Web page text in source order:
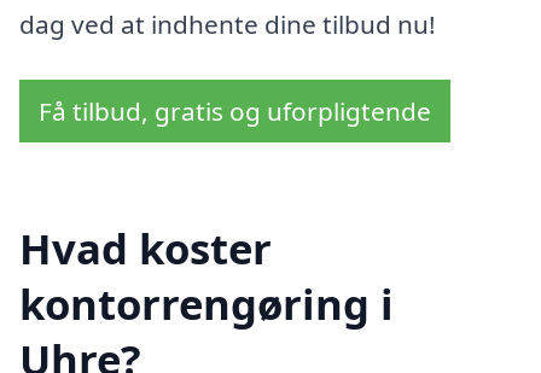
dag ved at indhente dine tilbud nu!
Få tilbud, gratis og uforpligtende
Hvad koster
kontorrengøring i
Uhre?